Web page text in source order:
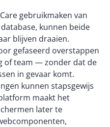
gebruikmaken van
kunnen beide
blijven draaien.
gefaseerd overstappen
of team — zonder dat de
in gevaar komt.
kunnen stapsgewijs
maakt het
later te